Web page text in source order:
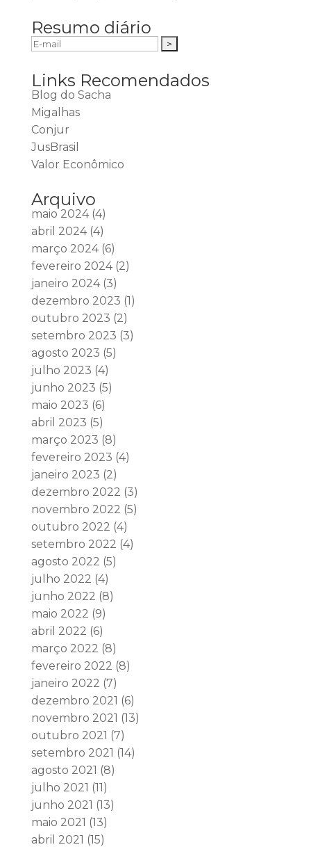
Resumo diário
Links Recomendados
Blog do Sacha
Migalhas
Conjur
JusBrasil
Valor Econômico
Arquivo
maio 2024(4)
abril 2024(4)
março 2024(6)
fevereiro 2024(2)
janeiro 2024(3)
dezembro 2023 (1)
outubro 2023 (2)
setembro 2023 (3)
agosto 2023 (5)
julho 2023 (4)
junho 2023 (5)
maio 2023 (6)
abril 2023 (5)
março 2023 (8)
fevereiro 2023 (4)
janeiro 2023 (2)
dezembro 2022 (3)
novembro 2022 (5)
outubro 2022 (4)
setembro 2022 (4)
agosto 2022 (5)
julho 2022 (4)
junho 2022 (8)
maio 2022 (9)
abril 2022 (6)
março 2022 (8)
fevereiro 2022 (8)
janeiro 2022 (7)
dezembro 2021 (6)
novembro 2021 (13)
outubro 2021 (7)
setembro 2021 (14)
agosto 2021 (8)
julho 2021 (11)
junho 2021 (13)
maio 2021 (13)
abril 2021 (15)